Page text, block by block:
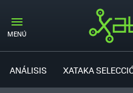
MENÚ
ANÁLISIS XATAKA